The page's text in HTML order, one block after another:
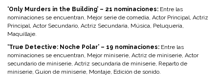
‘Only Murders in the Building’ – 21 nominaciones: Entre las
nominaciones se encuentran, Mejor serie de comedia, Actor Principal, Actriz
Principal, Actor Secundario, Actriz Secundaria, Música, Peluquería,
Maquillaje.
‘True Detective: Noche Polar’ – 19 nominaciones: Entre las
nominaciones se encuentran, Mejor miniserie, Actriz de miniserie, Actor
secundario de miniserie, Actriz secundaria de miniserie, Reparto de
miniserie, Guion de miniserie, Montaje, Edición de sonido.